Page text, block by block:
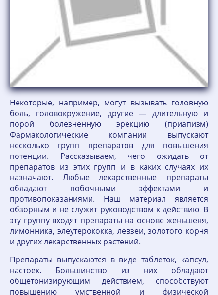
Некоторые, например, могут вызывать головную
боль, головокружение, другие — длительную и
порой болезненную эрекцию (приапизм)
Фармакологические компании выпускают
несколько групп препаратов для повышения
потенции. Рассказываем, чего ожидать от
препаратов из этих групп и в каких случаях их
назначают. Любые лекарственные препараты
обладают побочными эффектами и
противопоказаниями. Наш материал является
обзорным и не служит руководством к действию. В
эту группу входят препараты на основе женьшеня,
лимонника, элеутерококка, левзеи, золотого корня
и других лекарственных растений.
Препараты выпускаются в виде таблеток, капсул,
настоек. Большинство из них обладают
общетонизирующим действием, способствуют
повышению умственной и физической